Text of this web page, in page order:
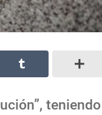
teniendo